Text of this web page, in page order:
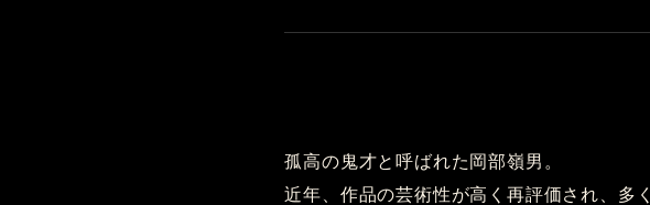
孤高の鬼才と呼ばれた岡部嶺男。
近年、作品の芸術性が高く再評価され、多